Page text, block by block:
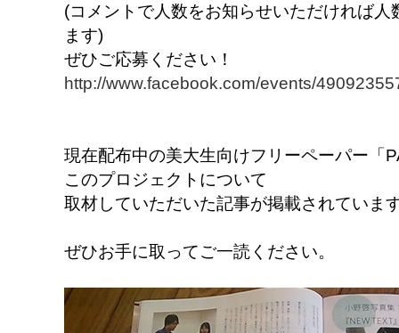
(コメントで人数をお知らせいただければ
ます)
ぜひご応募ください！
http://www.facebook.com/events/
現在配布中の美大生向けフリーペーパー「
このプロジェクトについて
取材していただいた記事が掲載されていま
ぜひお手に取ってご一読ください。